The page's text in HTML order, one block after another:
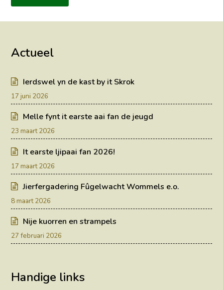
Actueel
Ierdswel yn de kast by it Skrok
17 juni 2026
Melle fynt it earste aai fan de jeugd
23 maart 2026
It earste ljipaai fan 2026!
17 maart 2026
Jierfergadering Fûgelwacht Wommels e.o.
8 maart 2026
Nije kuorren en strampels
27 februari 2026
Handige links